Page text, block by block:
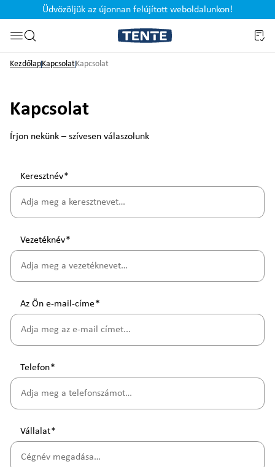
Ugrás a kereséshez
Üdvözöljük az újonnan felújított weboldalunkon!
KezdőlapKapcsolatKapcsolat
Kapcsolat
Írjon nekünk – szívesen válaszolunk
Keresztnév*
Vezetéknév*
Az Ön e-mail-címe*
Telefon*
Vállalat*